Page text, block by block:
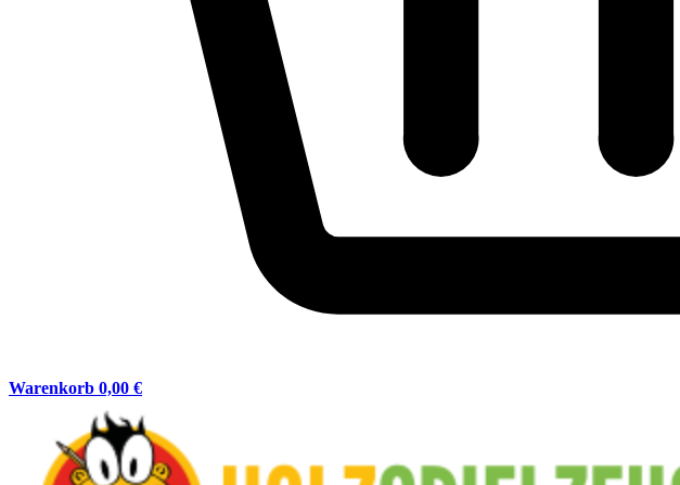
Warenkorb 0,00 €